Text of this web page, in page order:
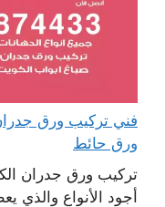
ورق حائط
تركيب ورق جدران
أجود الأنواع والذي